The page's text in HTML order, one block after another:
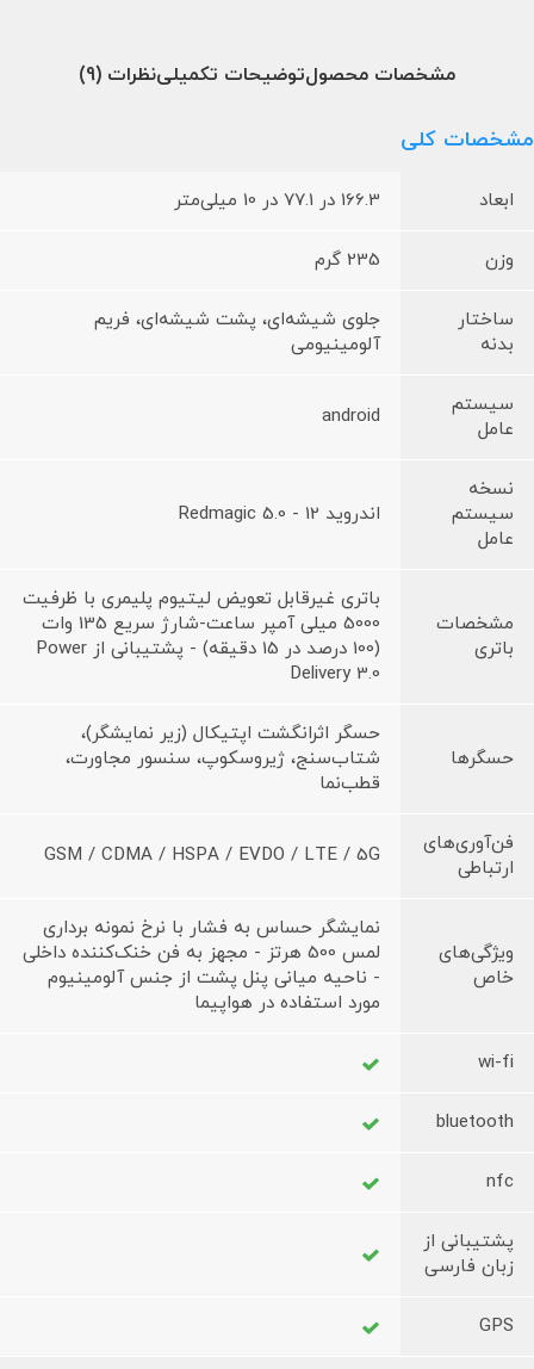
مشخصات محصولتوضیحات تکمیلینظرات (9)
مشخصات کلی
ابعاد 166.3 در 77.1 در 10 میلی‌متر
وزن 235 گرم
ساختار
بدنه
جلوی شیشه‌ای، پشت شیشه‌ای، فریم
آلومینیومی
سیستم
عامل
android
نسخه
سیستم
عامل
اندروید 12 - Redmagic 5.0
مشخصات
باتری
باتری غیرقابل تعویض لیتیوم پلیمری با ظرفیت
5000 میلی آمپر ساعت-شارژ سریع 135 وات
(100 درصد در 15 دقیقه) - پشتیبانی از Power
Delivery 3.0
حسگرها
حسگر اثرانگشت اپتیکال (زیر نمایشگر)،
شتاب‌سنج، ژیروسکوپ، سنسور مجاورت،
قطب‌نما
فن‌آوری‌های
ارتباطی
GSM / CDMA / HSPA / EVDO / LTE / 5G
ویژگی‌های
خاص
نمایشگر حساس به فشار با نرخ نمونه برداری
لمس 500 هرتز - مجهز به فن خنک‌کننده داخلی
- ناحیه میانی پنل پشت از جنس آلومینیوم
مورد استفاده در هواپیما
wi-fi
bluetooth
nfc
پشتیبانی از
زبان فارسی
GPS